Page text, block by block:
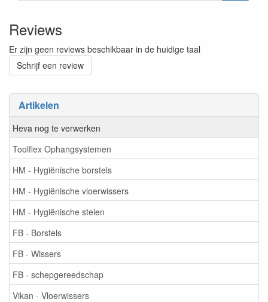
Artikelen
Heva nog te verwerken
Toolflex Ophangsystemen
HM - Hygiënische borstels
HM - Hygiënische vloerwissers
HM - Hygiënische stelen
FB - Borstels
FB - Wissers
FB - schepgereedschap
Vikan - Vloerwissers
Reviews
Er zijn geen reviews beschikbaar in de huidige taal
Schrijf een review